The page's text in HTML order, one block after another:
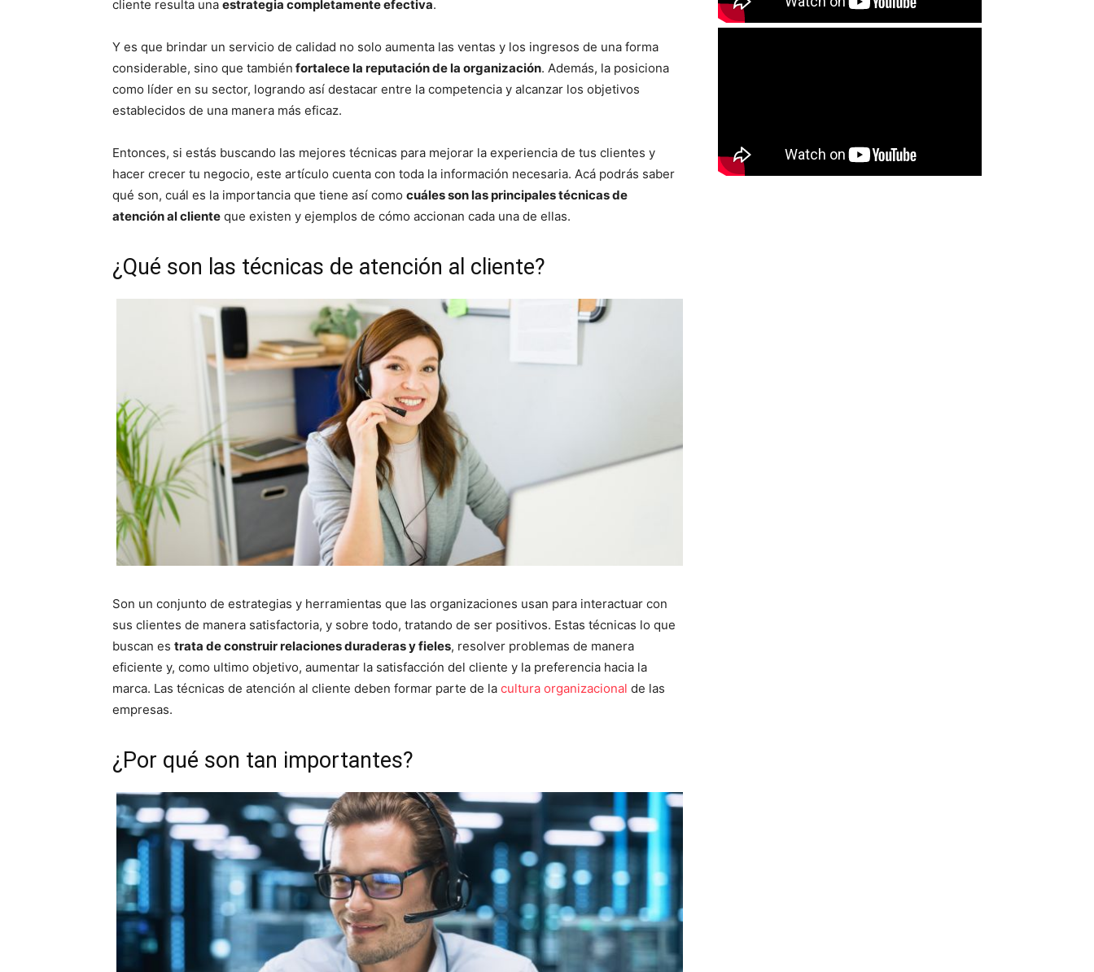
cliente resulta una estrategia completamente efectiva.
Y es que brindar un servicio de calidad no solo aumenta las ventas y los ingresos de una forma
considerable, sino que también fortalece la reputación de la organización. Además, la posiciona
como líder en su sector, logrando así destacar entre la competencia y alcanzar los objetivos
establecidos de una manera más eficaz.
Entonces, si estás buscando las mejores técnicas para mejorar la experiencia de tus clientes y
hacer crecer tu negocio, este artículo cuenta con toda la información necesaria. Acá podrás saber
qué son, cuál es la importancia que tiene así como cuáles son las principales técnicas de
atención al cliente que existen y ejemplos de cómo accionan cada una de ellas.
¿Qué son las técnicas de atención al cliente?
Son un conjunto de estrategias y herramientas que las organizaciones usan para interactuar con
sus clientes de manera satisfactoria, y sobre todo, tratando de ser positivos. Estas técnicas lo que
buscan es trata de construir relaciones duraderas y fieles, resolver problemas de manera
eficiente y, como ultimo objetivo, aumentar la satisfacción del cliente y la preferencia hacia la
marca. Las técnicas de atención al cliente deben formar parte de la cultura organizacional de las
empresas.
¿Por qué son tan importantes?